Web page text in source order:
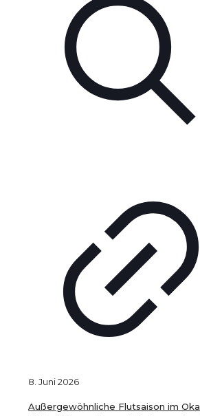
8. Juni 2026
Außergewöhnliche Flutsaison im